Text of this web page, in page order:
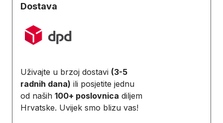
Dostava
Uživajte u brzoj dostavi (3-5
radnih dana) ili posjetite jednu
od naših 100+ poslovnica diljem
Hrvatske. Uvijek smo blizu vas!